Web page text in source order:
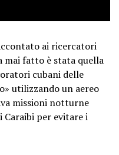
ai ricercatori
mai fatto è stata quella
cubani delle
utilizzando un aereo
missioni notturne
Caraibi per evitare i